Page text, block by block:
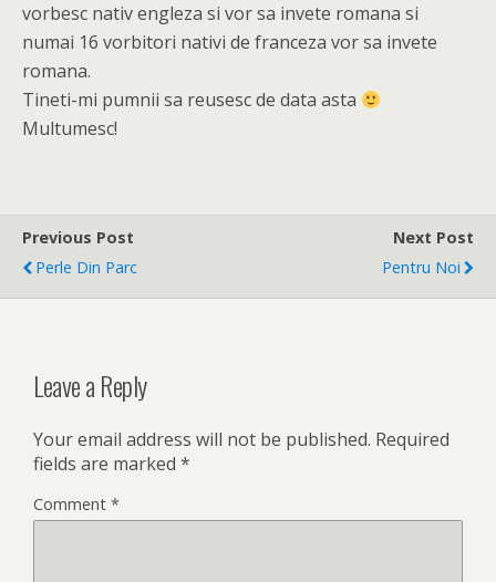
vorbesc nativ engleza si vor sa invete romana si
numai 16 vorbitori nativi de franceza vor sa invete
romana.
Tineti-mi pumnii sa reusesc de data asta
Multumesc!
Previous Post
Perle Din Parc
Next Post
Pentru Noi
Leave a Reply
Your email address will not be published. Required
fields are marked *
Comment *